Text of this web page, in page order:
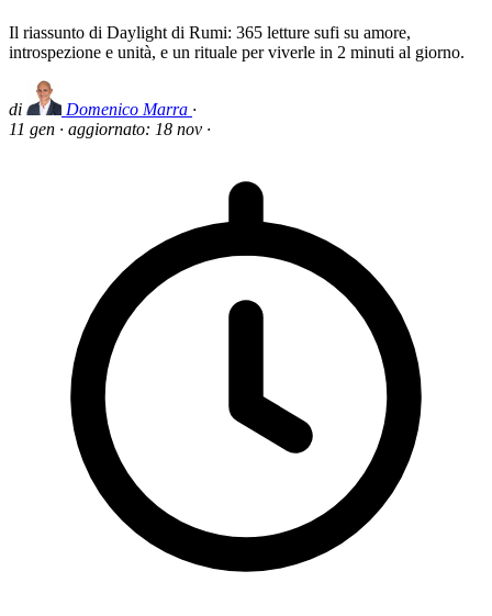
Il riassunto di Daylight di Rumi: 365 letture sufi su amore,
introspezione e unità, e un rituale per viverle in 2 minuti al giorno.
di Domenico Marra ·
11 gen · aggiornato: 18 nov ·